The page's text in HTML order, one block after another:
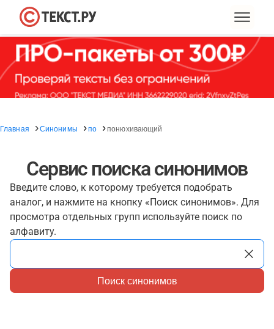
Главная Синонимы по понюхивающий
Сервис поиска синонимов
Введите слово, к которому требуется подобрать
аналог, и нажмите на кнопку «Поиск синонимов». Для
просмотра отдельных групп используйте поиск по
алфавиту.
Поиск синонимов